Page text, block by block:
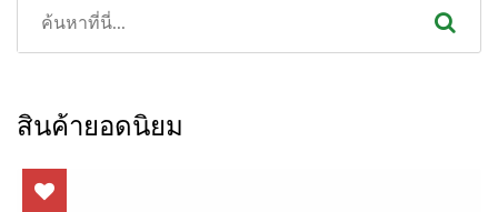
สินค้ายอดนิยม